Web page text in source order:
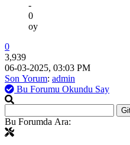
-
0
oy
0
3,939
06-03-2025, 03:03 PM
Son Yorum: admin
Bu Forumu Okundu Say
Bu Forumda Ara: